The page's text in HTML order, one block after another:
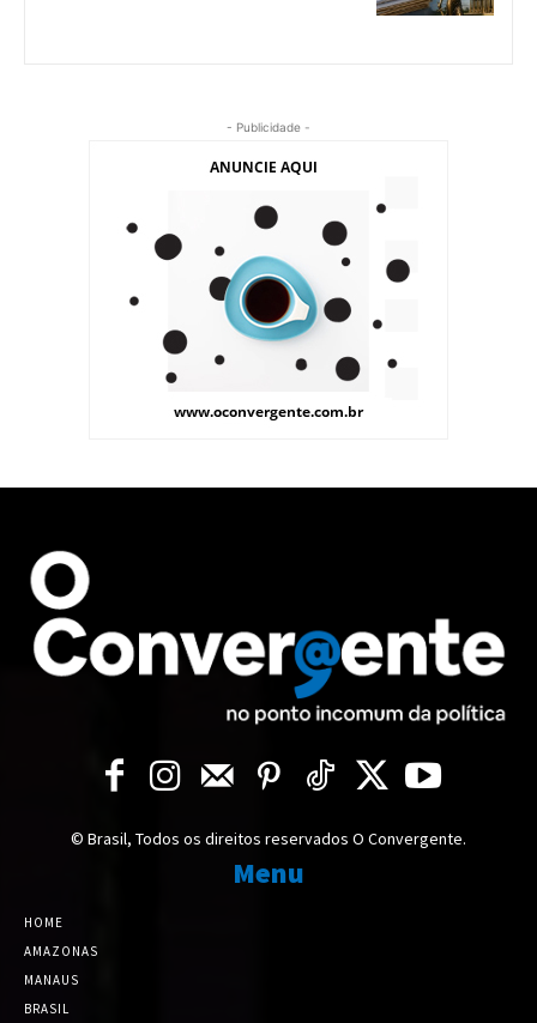
- Publicidade -
© Brasil, Todos os direitos reservados O Convergente.
Menu
HOME
AMAZONAS
MANAUS
BRASIL